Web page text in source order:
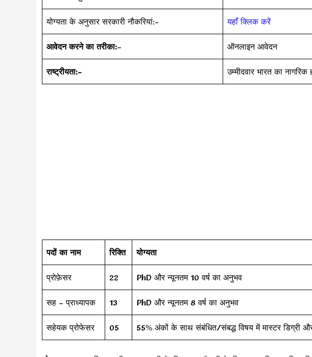
योग्यता के अनुसार सरकारी नौकरियां:- यहाँ क्लिक करें
आवेदन करने का तरीका:– ऑनलाइन आवेदन
राष्ट्रीयता:- उम्मीदवार भारत का नागरिक
पदों का नाम रिक्ति योग्यता
प्रोफ़ेसर 22 PhD और न्यूनतम 10 वर्ष का अनुभव
सह – प्राध्यापक 13 PhD और न्यूनतम 8 वर्ष का अनुभव
सहेयक प्रोफेसर 05 55% अंकों के साथ संबंधित/संबद्ध विषय में मास्टर डिग्री